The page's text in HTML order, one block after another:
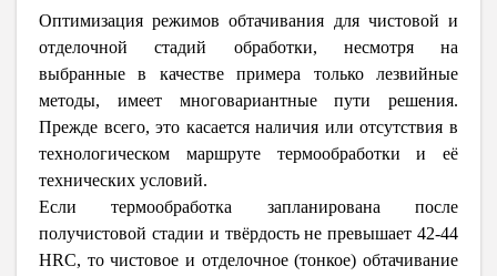
Оптимизация режимов обтачивания для чистовой и
отделочной стадий обработки, несмотря на
выбранные в качестве примера только лезвийные
методы, имеет многовариантные пути решения.
Прежде всего, это касается наличия или отсутствия в
технологическом маршруте термообработки и её
технических условий.
Если термообработка запланирована после
получистовой стадии и твёрдость не превышает 42-44
HRС, то чистовое и отделочное (тонкое) обтачивание